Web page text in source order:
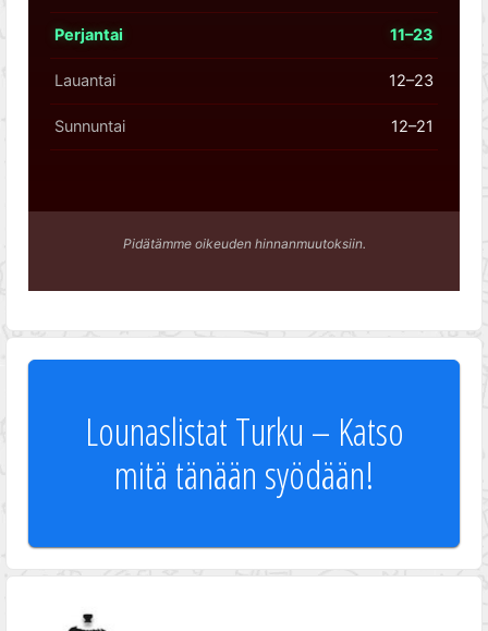
Perjantai 11–23
Lauantai 12–23
Sunnuntai 12–21
Pidätämme oikeuden hinnanmuutoksiin.
Lounaslistat Turku – Katso
mitä tänään syödään!